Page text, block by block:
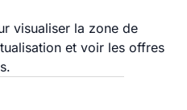
visualiser la zone de
et voir les offres